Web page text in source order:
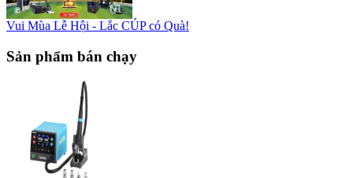
Vui Mùa Lễ Hội - Lắc CÚP có Quà!
Sản phẩm bán chạy